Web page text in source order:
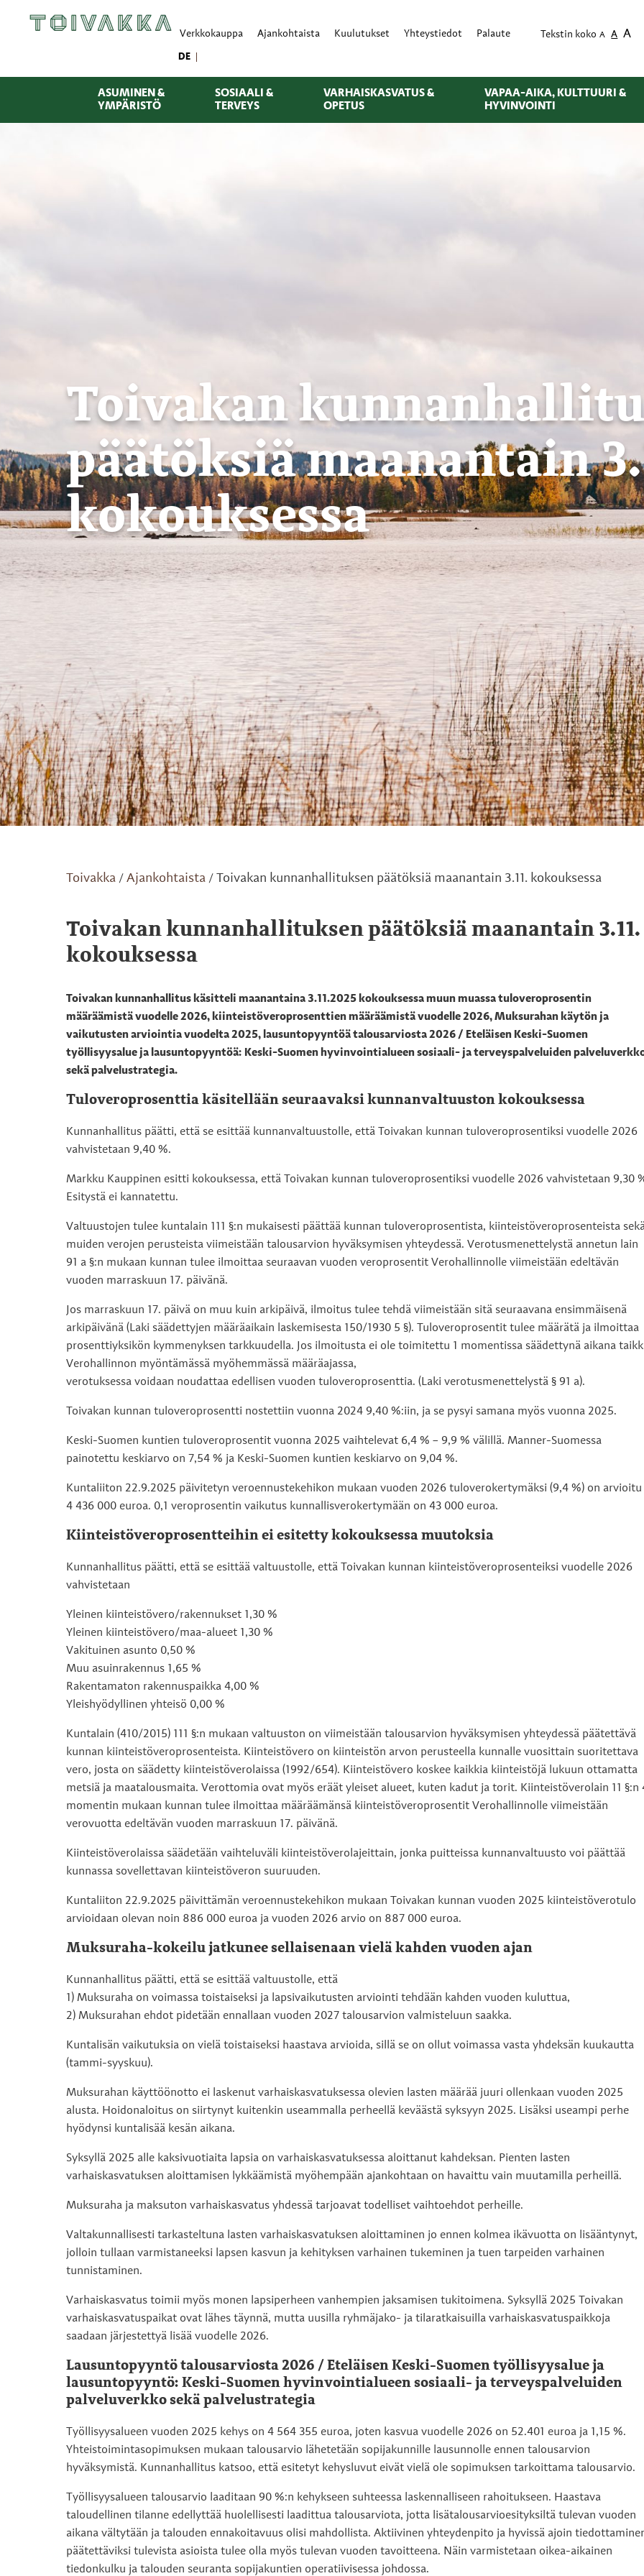
Verkkokauppa Ajankohtaista Kuulutukset Yhteystiedot Palaute Tekstin koko A A A
DE
ASUMINEN &
YMPÄRISTÖ
SOSIAALI &
TERVEYS
VARHAISKASVATUS &
OPETUS
VAPAA-AIKA, KULTTUURI &
HYVINVOINTI
Toivakan
päätöksiä maanantain
kokouksessa
Toivakka / Ajankohtaista / Toivakan kunnanhallituksen päätöksiä maanantain 3.11. kokouksessa
Toivakan kunnanhallituksen päätöksiä maanantain 3.11.
kokouksessa
Toivakan kunnanhallitus käsitteli maanantaina 3.11.2025 kokouksessa muun muassa tuloveroprosentin
määräämistä vuodelle 2026, kiinteistöveroprosenttien määräämistä vuodelle 2026, Muksurahan käytön ja
vaikutusten arviointia vuodelta 2025, lausuntopyyntöä talousarviosta 2026 / Eteläisen Keski-Suomen
työllisyysalue ja lausuntopyyntöä: Keski-Suomen hyvinvointialueen sosiaali- ja terveyspalveluiden
sekä palvelustrategia.
Tuloveroprosenttia käsitellään seuraavaksi kunnanvaltuuston kokouksessa
Kunnanhallitus päätti, että se esittää kunnanvaltuustolle, että Toivakan kunnan tuloveroprosentiksi vuodelle 2026
vahvistetaan 9,40 %.
Markku Kauppinen esitti kokouksessa, että Toivakan kunnan tuloveroprosentiksi vuodelle 2026 vahvistetaan 9,30
Esitystä ei kannatettu.
Valtuustojen tulee kuntalain 111 §:n mukaisesti päättää kunnan tuloveroprosentista, kiinteistöveroprosenteista
muiden verojen perusteista viimeistään talousarvion hyväksymisen yhteydessä. Verotusmenettelystä annetun lain
91 a §:n mukaan kunnan tulee ilmoittaa seuraavan vuoden veroprosentit Verohallinnolle viimeistään edeltävän
vuoden marraskuun 17. päivänä.
Jos marraskuun 17. päivä on muu kuin arkipäivä, ilmoitus tulee tehdä viimeistään sitä seuraavana ensimmäisenä
arkipäivänä (Laki säädettyjen määräaikain laskemisesta 150/1930 5 §). Tuloveroprosentit tulee määrätä ja ilmoittaa
prosenttiyksikön kymmenyksen tarkkuudella. Jos ilmoitusta ei ole toimitettu 1 momentissa säädettynä aikana
Verohallinnon myöntämässä myöhemmässä määräajassa,
verotuksessa voidaan noudattaa edellisen vuoden tuloveroprosenttia. (Laki verotusmenettelystä § 91 a).
Toivakan kunnan tuloveroprosentti nostettiin vuonna 2024 9,40 %:iin, ja se pysyi samana myös vuonna 2025.
Keski-Suomen kuntien tuloveroprosentit vuonna 2025 vaihtelevat 6,4 % – 9,9 % välillä. Manner-Suomessa
painotettu keskiarvo on 7,54 % ja Keski-Suomen kuntien keskiarvo on 9,04 %.
Kuntaliiton 22.9.2025 päivitetyn veroennustekehikon mukaan vuoden 2026 tuloverokertymäksi (9,4 %) on arvioitu
4 436 000 euroa. 0,1 veroprosentin vaikutus kunnallisverokertymään on 43 000 euroa.
Kiinteistöveroprosentteihin ei esitetty kokouksessa muutoksia
Kunnanhallitus päätti, että se esittää valtuustolle, että Toivakan kunnan kiinteistöveroprosenteiksi vuodelle 2026
vahvistetaan
Yleinen kiinteistövero/rakennukset 1,30 %
Yleinen kiinteistövero/maa-alueet 1,30 %
Vakituinen asunto 0,50 %
Muu asuinrakennus 1,65 %
Rakentamaton rakennuspaikka 4,00 %
Yleishyödyllinen yhteisö 0,00 %
Kuntalain (410/2015) 111 §:n mukaan valtuuston on viimeistään talousarvion hyväksymisen yhteydessä päätettävä
kunnan kiinteistöveroprosenteista. Kiinteistövero on kiinteistön arvon perusteella kunnalle vuosittain suoritettava
vero, josta on säädetty kiinteistöverolaissa (1992/654). Kiinteistövero koskee kaikkia kiinteistöjä lukuun ottamatta
metsiä ja maatalousmaita. Verottomia ovat myös eräät yleiset alueet, kuten kadut ja torit. Kiinteistöverolain 11 §:n
momentin mukaan kunnan tulee ilmoittaa määräämänsä kiinteistöveroprosentit Verohallinnolle viimeistään
verovuotta edeltävän vuoden marraskuun 17. päivänä.
Kiinteistöverolaissa säädetään vaihteluväli kiinteistöverolajeittain, jonka puitteissa kunnanvaltuusto voi päättää
kunnassa sovellettavan kiinteistöveron suuruuden.
Kuntaliiton 22.9.2025 päivittämän veroennustekehikon mukaan Toivakan kunnan vuoden 2025 kiinteistöverotulo
arvioidaan olevan noin 886 000 euroa ja vuoden 2026 arvio on 887 000 euroa.
Muksuraha-kokeilu jatkunee sellaisenaan vielä kahden vuoden ajan
Kunnanhallitus päätti, että se esittää valtuustolle, että
1) Muksuraha on voimassa toistaiseksi ja lapsivaikutusten arviointi tehdään kahden vuoden kuluttua,
2) Muksurahan ehdot pidetään ennallaan vuoden 2027 talousarvion valmisteluun saakka.
Kuntalisän vaikutuksia on vielä toistaiseksi haastava arvioida, sillä se on ollut voimassa vasta yhdeksän kuukautta
(tammi-syyskuu).
Muksurahan käyttöönotto ei laskenut varhaiskasvatuksessa olevien lasten määrää juuri ollenkaan vuoden 2025
alusta. Hoidonaloitus on siirtynyt kuitenkin useammalla perheellä keväästä syksyyn 2025. Lisäksi useampi perhe
hyödynsi kuntalisää kesän aikana.
Syksyllä 2025 alle kaksivuotiaita lapsia on varhaiskasvatuksessa aloittanut kahdeksan. Pienten lasten
varhaiskasvatuksen aloittamisen lykkäämistä myöhempään ajankohtaan on havaittu vain muutamilla perheillä.
Muksuraha ja maksuton varhaiskasvatus yhdessä tarjoavat todelliset vaihtoehdot perheille.
Valtakunnallisesti tarkasteltuna lasten varhaiskasvatuksen aloittaminen jo ennen kolmea ikävuotta on lisääntynyt,
jolloin tullaan varmistaneeksi lapsen kasvun ja kehityksen varhainen tukeminen ja tuen tarpeiden varhainen
tunnistaminen.
Varhaiskasvatus toimii myös monen lapsiperheen vanhempien jaksamisen tukitoimena. Syksyllä 2025 Toivakan
varhaiskasvatuspaikat ovat lähes täynnä, mutta uusilla ryhmäjako- ja tilaratkaisuilla varhaiskasvatuspaikkoja
saadaan järjestettyä lisää vuodelle 2026.
Lausuntopyyntö talousarviosta 2026 / Eteläisen Keski-Suomen työllisyysalue ja
lausuntopyyntö: Keski-Suomen hyvinvointialueen sosiaali- ja terveyspalveluiden
palveluverkko sekä palvelustrategia
Työllisyysalueen vuoden 2025 kehys on 4 564 355 euroa, joten kasvua vuodelle 2026 on 52.401 euroa ja 1,15 %.
Yhteistoimintasopimuksen mukaan talousarvio lähetetään sopijakunnille lausunnolle ennen talousarvion
hyväksymistä. Kunnanhallitus katsoo, että esitetyt kehysluvut eivät vielä ole sopimuksen tarkoittama talousarvio.
Työllisyysalueen talousarvio laaditaan 90 %:n kehykseen suhteessa laskennalliseen rahoitukseen. Haastava
taloudellinen tilanne edellyttää huolellisesti laadittua talousarviota, jotta lisätalousarvioesityksiltä tulevan vuoden
aikana vältytään ja talouden ennakoitavuus olisi mahdollista. Aktiivinen yhteydenpito ja hyvissä ajoin
päätettäviksi tulevista asioista tulee olla myös tulevan vuoden tavoitteena. Näin varmistetaan oikea-aikainen
tiedonkulku ja talouden seuranta sopijakuntien operatiivisessa johdossa.